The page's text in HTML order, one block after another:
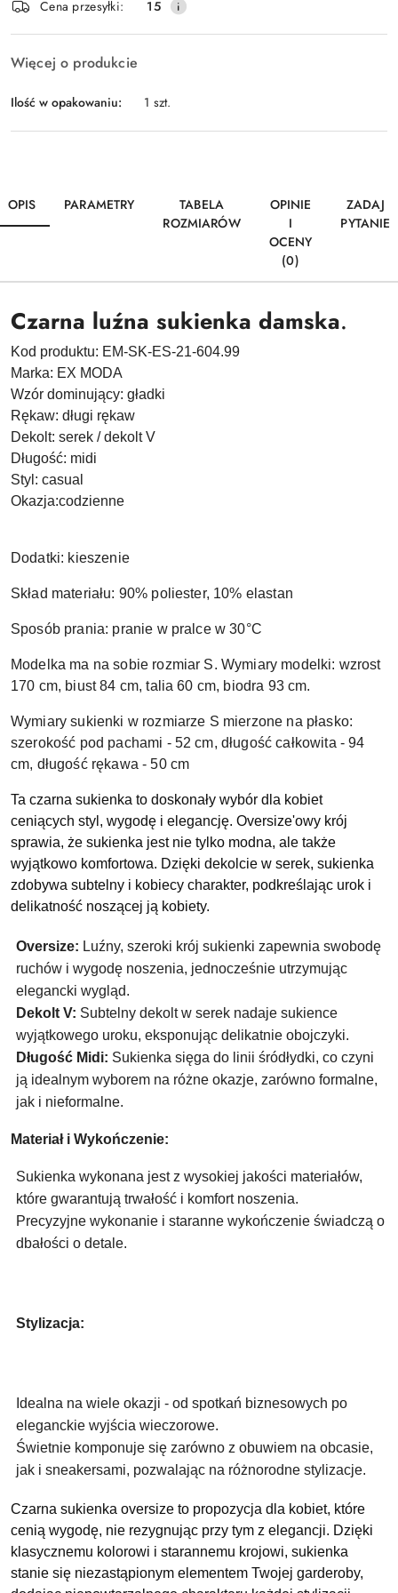
Wyślij
dostawa
Cena przesyłki: 15
Więcej o produkcie
Ilość w opakowaniu: 1 szt.
OPIS PARAMETRY
TABELA
ROZMIARÓW
OPINIE
I
OCENY
(0)
ZADAJ
PYTANIE
Czarna luźna sukienka damska.
Kod produktu: EM-SK-ES-21-604.99
Marka: EX MODA
Wzór dominujący: gładki
Rękaw: długi rękaw
Dekolt: serek / dekolt V
Długość: midi
Styl : casual
Okazja:codzienne
Dodatki: kieszenie
Skład materiału: 90% poliester, 10% elastan
Sposób prania: pranie w pralce w 30°C
Modelka ma na sobie rozmiar S. Wymiary modelki: wzrost
170 cm, biust 84 cm, talia 60 cm, biodra 93 cm.
Wymiary sukienki w rozmiarze S mierzone na płasko:
szerokość pod pachami - 52 cm, długość całkowita - 94
cm, długość rękawa - 50 cm
Ta czarna sukienka to doskonały wybór dla kobiet
ceniących styl, wygodę i elegancję. Oversize'owy krój
sprawia, że sukienka jest nie tylko modna, ale także
wyjątkowo komfortowa. Dzięki dekolcie w serek, sukienka
zdobywa subtelny i kobiecy charakter, podkreślając urok i
delikatność noszącej ją kobiety.
Oversize: Luźny, szeroki krój sukienki zapewnia swobodę
ruchów i wygodę noszenia, jednocześnie utrzymując
elegancki wygląd.
Dekolt V: Subtelny dekolt w serek nadaje sukience
wyjątkowego uroku, eksponując delikatnie obojczyki.
Długość Midi: Sukienka sięga do linii śródłydki, co czyni
ją idealnym wyborem na różne okazje, zarówno formalne,
jak i nieformalne.
Materiał i Wykończenie:
Sukienka wykonana jest z wysokiej jakości materiałów,
które gwarantują trwałość i komfort noszenia.
Precyzyjne wykonanie i staranne wykończenie świadczą o
dbałości o detale.
Stylizacja:
Idealna na wiele okazji - od spotkań biznesowych po
eleganckie wyjścia wieczorowe.
Świetnie komponuje się zarówno z obuwiem na obcasie,
jak i sneakersami, pozwalając na różnorodne stylizacje.
Czarna sukienka oversize to propozycja dla kobiet, które
cenią wygodę, nie rezygnując przy tym z elegancji. Dzięki
klasycznemu kolorowi i starannemu krojowi, sukienka
stanie się niezastąpionym elementem Twojej garderoby,